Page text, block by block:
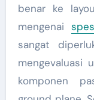
benar ke
mengenai
sangat
mengevaluasi
komponen